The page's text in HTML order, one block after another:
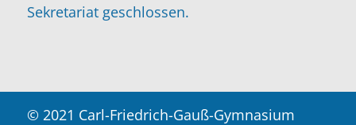
Sekretariat geschlossen.
© 2021 Carl-Friedrich-Gauß-Gymnasium